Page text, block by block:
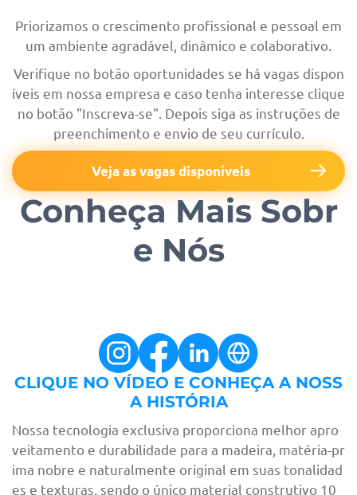
Priorizamos o crescimento profissional e pessoal em
um ambiente agradável, dinâmico e colaborativo.
Verifique no botão oportunidades se há vagas dispon
íveis em nossa empresa e caso tenha interesse clique
no botão "Inscreva-se". Depois siga as instruções de
preenchimento e envio de seu currículo.
Veja as vagas disponíveis
Conheça Mais Sobr
e Nós
CLIQUE NO VÍDEO E CONHEÇA A NOSS
A HISTÓRIA
Nossa tecnologia exclusiva proporciona melhor apro
veitamento e durabilidade para a madeira, matéria-pr
ima nobre e naturalmente original em suas tonalidad
es e texturas, sendo o único material construtivo 10